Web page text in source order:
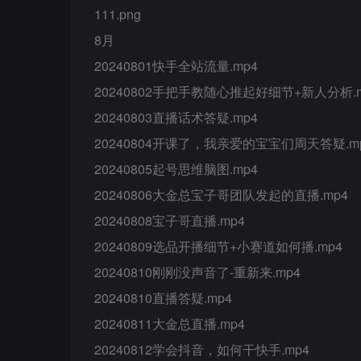
111.png
8月
20240801快手全站流量.mp4
20240802手把手教随心推起好细节+新人分析
20240803直播话术答疑.mp4
20240804开课了，我亲爱的宝宝们周天答疑
20240805起号思维脑图.mp4
20240806大金总宝子哥团队发起的直播.mp4
20240808宝子哥直播.mp4
20240809选品开播细节+小赛道如何播.mp4
20240810刚刚没声音了-重新来.mp4
20240810直播答疑.mp4
20240811大金总直播.mp4
20240812学会抖音，如何干快手.mp4